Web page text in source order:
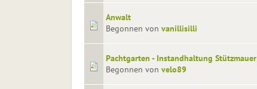
Anwalt
Begonnen von vanillisilli
Pachtgarten - Instandhaltung Stützmauer
Begonnen von velo89